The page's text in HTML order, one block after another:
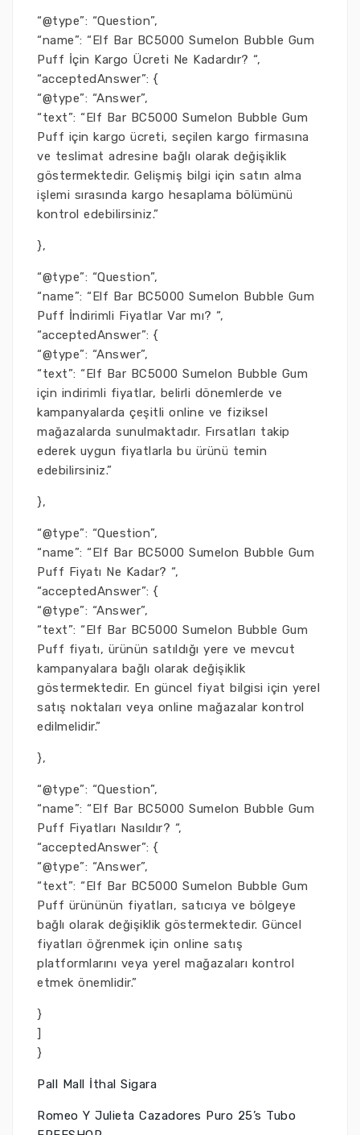
“@type”: “Question”,
“name”: “Elf Bar BC5000 Sumelon Bubble Gum
Puff İçin Kargo Ücreti Ne Kadardır? “,
“acceptedAnswer”: {
“@type”: “Answer”,
“text”: “Elf Bar BC5000 Sumelon Bubble Gum
Puff için kargo ücreti, seçilen kargo firmasına
ve teslimat adresine bağlı olarak değişiklik
göstermektedir. Gelişmiş bilgi için satın alma
işlemi sırasında kargo hesaplama bölümünü
kontrol edebilirsiniz.”
},
“@type”: “Question”,
“name”: “Elf Bar BC5000 Sumelon Bubble Gum
Puff İndirimli Fiyatlar Var mı? “,
“acceptedAnswer”: {
“@type”: “Answer”,
“text”: “Elf Bar BC5000 Sumelon Bubble Gum
için indirimli fiyatlar, belirli dönemlerde ve
kampanyalarda çeşitli online ve fiziksel
mağazalarda sunulmaktadır. Fırsatları takip
ederek uygun fiyatlarla bu ürünü temin
edebilirsiniz.”
},
“@type”: “Question”,
“name”: “Elf Bar BC5000 Sumelon Bubble Gum
Puff Fiyatı Ne Kadar? “,
“acceptedAnswer”: {
“@type”: “Answer”,
“text”: “Elf Bar BC5000 Sumelon Bubble Gum
Puff fiyatı, ürünün satıldığı yere ve mevcut
kampanyalara bağlı olarak değişiklik
göstermektedir. En güncel fiyat bilgisi için yerel
satış noktaları veya online mağazalar kontrol
edilmelidir.”
},
“@type”: “Question”,
“name”: “Elf Bar BC5000 Sumelon Bubble Gum
Puff Fiyatları Nasıldır? “,
“acceptedAnswer”: {
“@type”: “Answer”,
“text”: “Elf Bar BC5000 Sumelon Bubble Gum
Puff ürününün fiyatları, satıcıya ve bölgeye
bağlı olarak değişiklik göstermektedir. Güncel
fiyatları öğrenmek için online satış
platformlarını veya yerel mağazaları kontrol
etmek önemlidir.”
}
]
}
Pall Mall İthal Sigara
Romeo Y Julieta Cazadores Puro 25’s Tubo